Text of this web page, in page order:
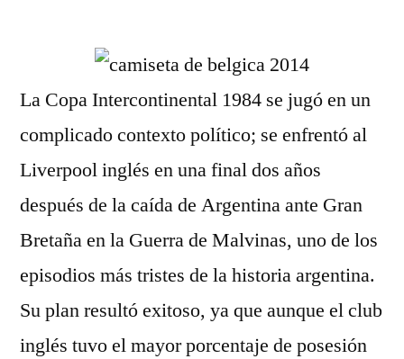
La Copa Intercontinental 1984 se jugó en un
complicado contexto político; se enfrentó al
Liverpool inglés en una final dos años
después de la caída de Argentina ante Gran
Bretaña en la Guerra de Malvinas, uno de los
episodios más tristes de la historia argentina.
Su plan resultó exitoso, ya que aunque el club
inglés tuvo el mayor porcentaje de posesión